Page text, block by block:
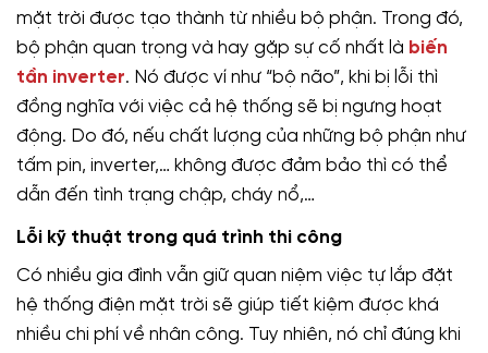
mặt trời được tạo thành từ nhiều bộ phận. Trong đó,
bộ phận quan trọng và hay gặp sự cố nhất là biến
tần inverter. Nó được ví như “bộ não”, khi bị lỗi thì
đồng nghĩa với việc cả hệ thống sẽ bị ngưng hoạt
động. Do đó, nếu chất lượng của những bộ phận như
tấm pin, inverter,… không được đảm bảo thì có thể
dẫn đến tình trạng chập, cháy nổ,…
Lỗi kỹ thuật trong quá trình thi công
Có nhiều gia đình vẫn giữ quan niệm việc tự lắp đặt
hệ thống điện mặt trời sẽ giúp tiết kiệm được khá
nhiều chi phí về nhân công. Tuy nhiên, nó chỉ đúng khi